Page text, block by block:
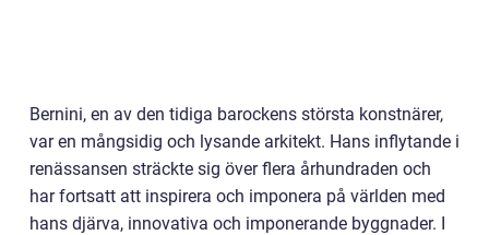
Bernini, en av den tidiga barockens största konstnärer,
var en mångsidig och lysande arkitekt. Hans inflytande i
renässansen sträckte sig över flera århundraden och
har fortsatt att inspirera och imponera på världen med
hans djärva, innovativa och imponerande byggnader. I